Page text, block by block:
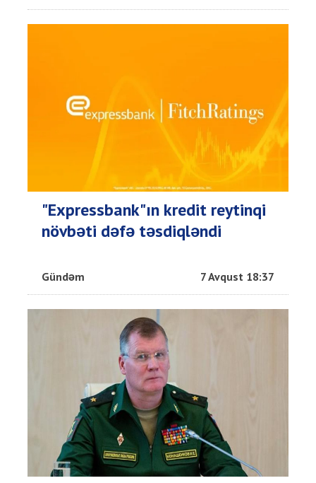
"Expressbank"ın kredit reytinqi
növbəti dəfə təsdiqləndi
Gündəm 7 Avqust 18:37